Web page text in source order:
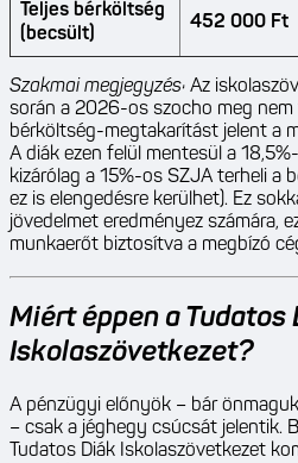
Teljes bérköltség
(becsült)
452 000 Ft
Szakmai megjegyzés: Az
során a 2026-os szocho meg
bérköltség-megtakarítást jelent a
A diák ezen felül mentesül a
kizárólag a 15%-os SZJA terheli a
ez is elengedésre kerülhet). Ez
jövedelmet eredményez számára,
munkaerőt biztosítva a megbízó
Miért éppen a Tudatos
Iskolaszövetkezet?
A pénzügyi előnyök – bár
– csak a jéghegy csúcsát jelentik.
Tudatos Diák Iskolaszövetkezet